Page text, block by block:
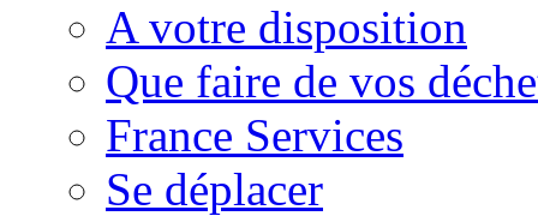
A votre disposition
Que faire de vos
France Services
Se déplacer